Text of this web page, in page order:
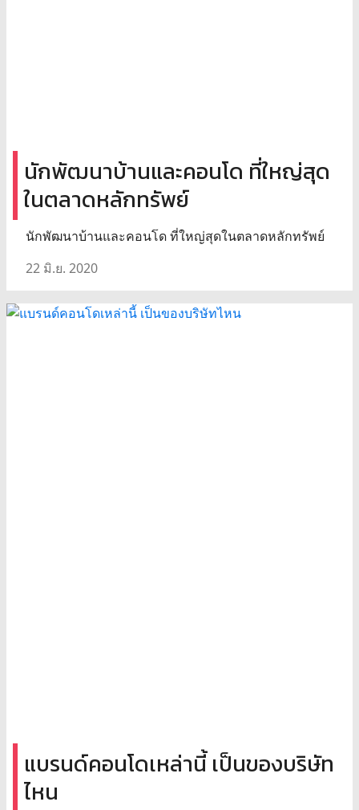
นักพัฒนาบ้านและคอนโด ที่ใหญ่สุด
ในตลาดหลักทรัพย์
นักพัฒนาบ้านและคอนโด ที่ใหญ่สุดในตลาดหลักทรัพย์
22 มิ.ย. 2020
แบรนด์คอนโดเหล่านี้ เป็นของบริษัท
ไหน